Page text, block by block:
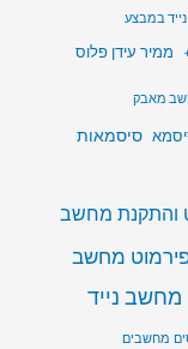
במבצע
ממיר עידן פלוס
מאבק
סיסמאות
והתקנת מחשב
מחשב
מחשב נייד
מחשבים